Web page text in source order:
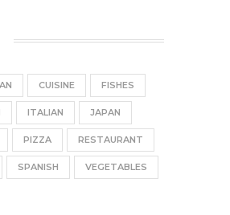
CUISINE FISHES
ITALIAN JAPAN
PIZZA RESTAURANT
SPANISH VEGETABLES